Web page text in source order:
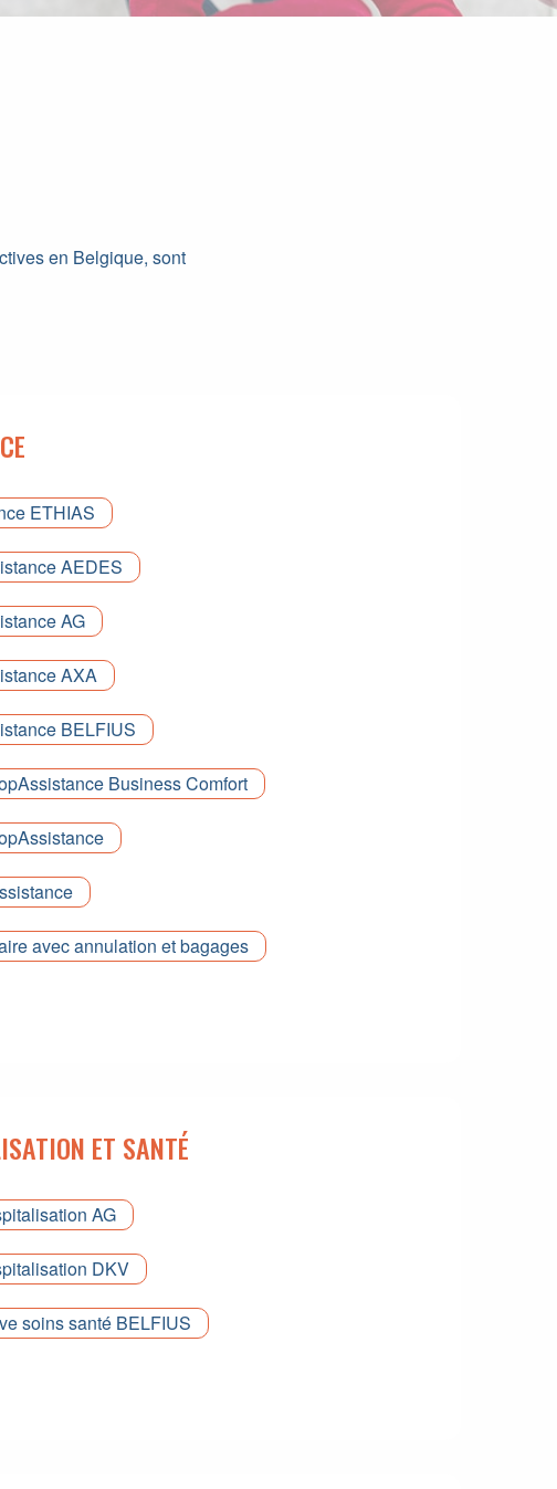
en Belgique, sont
ETHIAS
AEDES
AG
AXA
BELFIUS
Business Comfort
avec annulation et bagages
ET SANTÉ
AG
DKV
soins santé BELFIUS